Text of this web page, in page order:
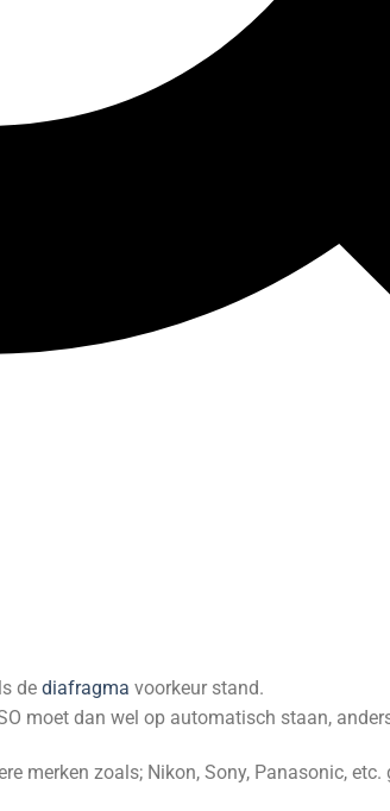
de diafragma voorkeur stand.
moet dan wel op automatisch staan,
merken zoals; Nikon, Sony, Panasonic,